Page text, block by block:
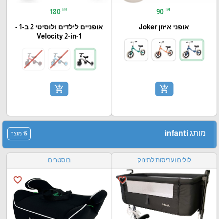
90 ₪
אופני איזון Joker
add_shopping_cart
180 ₪
אופניים לילדים ולוסיטי 2 ב-1 -
Velocity 2-in-1
add_shopping_cart
מותג infanti 15 מוצר
לולים ועריסות לתינוק
favorite_border
בוסטרים
favorite_border